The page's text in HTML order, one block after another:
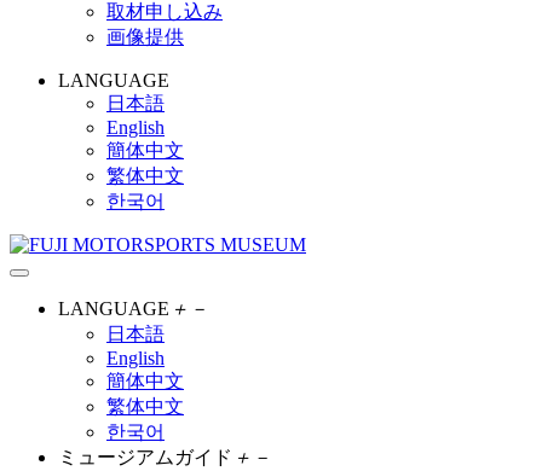
取材申し込み
画像提供
LANGUAGE
日本語
English
簡体中文
繁体中文
한국어
LANGUAGE ＋ －
日本語
English
簡体中文
繁体中文
한국어
ミュージアムガイド ＋ －